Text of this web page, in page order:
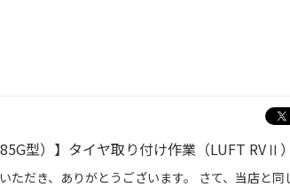
型）】タイヤ取り付け作業（LUFT RVⅡ）